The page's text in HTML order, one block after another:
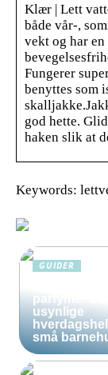
Klær | Lett
både vår-,
vekt og har
Fungerer
benyttes som
god hette.
haken slik at
Keywords:
GUIDER
parfyme: Den
usynlige
små